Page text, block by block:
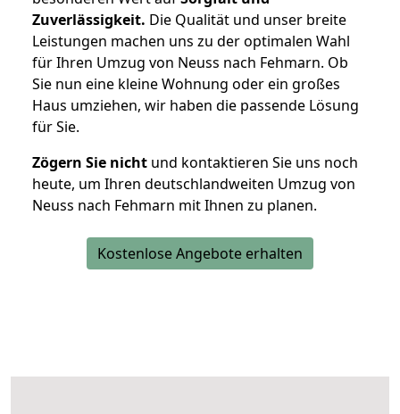
Zuverlässigkeit. Die Qualität und unser breite
Leistungen machen uns zu der optimalen Wahl
für Ihren Umzug von Neuss nach Fehmarn. Ob
Sie nun eine kleine Wohnung oder ein großes
Haus umziehen, wir haben die passende Lösung
für Sie.
Zögern Sie nicht und kontaktieren Sie uns noch
heute, um Ihren deutschlandweiten Umzug von
Neuss nach Fehmarn mit Ihnen zu planen.
Kostenlose Angebote erhalten